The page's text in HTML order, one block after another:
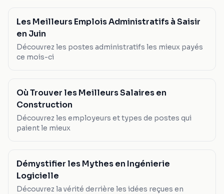
Les Meilleurs Emplois Administratifs à Saisir
en Juin
Découvrez les postes administratifs les mieux payés
ce mois-ci
Où Trouver les Meilleurs Salaires en
Construction
Découvrez les employeurs et types de postes qui
paient le mieux
Démystifier les Mythes en Ingénierie
Logicielle
Découvrez la vérité derrière les idées reçues en